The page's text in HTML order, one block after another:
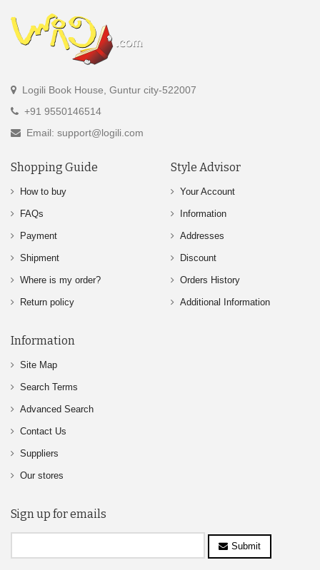
Logili Book House, Guntur city-522007
+91 9550146514
Email: support@logili.com
Shopping Guide
How to buy
FAQs
Payment
Shipment
Where is my order?
Return policy
Style Advisor
Your Account
Information
Addresses
Discount
Orders History
Additional Information
Information
Site Map
Search Terms
Advanced Search
Contact Us
Suppliers
Our stores
Sign up for emails
Submit